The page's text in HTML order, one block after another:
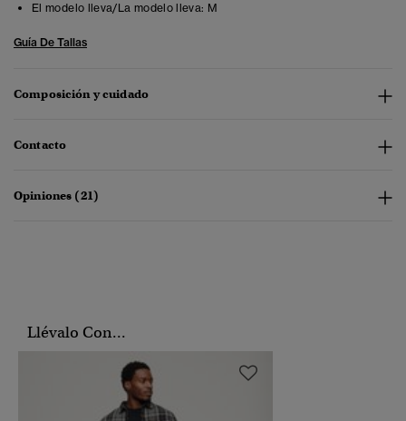
El modelo lleva/La modelo lleva: M
Guía De Tallas
Composición y cuidado
Contacto
Opiniones (21)
Llévalo Con...